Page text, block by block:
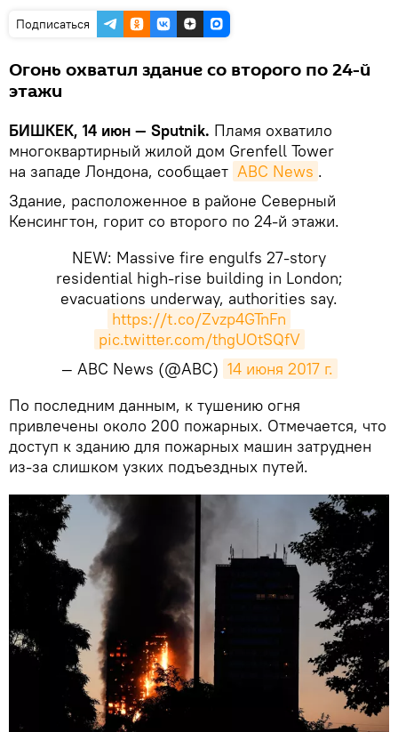
Подписаться
Огонь охватил здание со второго по 24-й
этажи
БИШКЕК, 14 июн — Sputnik. Пламя охватило
многоквартирный жилой дом Grenfell Tower
на западе Лондона, сообщает
.
Здание, расположенное в районе Северный
Кенсингтон, горит со второго по 24-й этажи.
NEW: Massive fire engulfs 27-story
residential high-rise building in London;
evacuations underway, authorities say.
https://t.co/Zvzp4GTnFn
pic.twitter.com/thgUOtSQfV
— ABC News (@ABC) 14 июня 2017 г.
​По последним данным, к тушению огня
привлечены около 200 пожарных. Отмечается, что
доступ к зданию для пожарных машин затруднен
из-за слишком узких подъездных путей.